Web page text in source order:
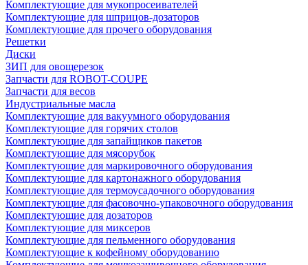
Комплектующие для мукопросеивателей
Комплектующие для шприцов-дозаторов
Комплектующие для прочего оборудования
Решетки
Диски
ЗИП для овощерезок
Запчасти для ROBOT-COUPE
Запчасти для весов
Индустриальные масла
Комплектующие для вакуумного оборудования
Комплектующие для горячих столов
Комплектующие для запайщиков пакетов
Комплектующие для мясорубок
Комплектующие для маркировочного оборудования
Комплектующие для картонажного оборудования
Комплектующие для термоусадочного оборудования
Комплектующие для фасовочно-упаковочного оборудования
Комплектующие для дозаторов
Комплектующие для миксеров
Комплектующие для пельменного оборудования
Комплектующие к кофейному оборудованию